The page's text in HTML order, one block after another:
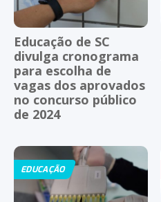
Educação de SC
divulga cronograma
para escolha de
vagas dos aprovados
no concurso público
de 2024
EDUCAÇÃO